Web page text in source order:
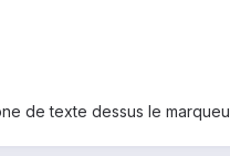
de texte dessus le